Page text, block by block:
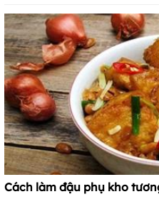
Cách làm đậu phụ kho